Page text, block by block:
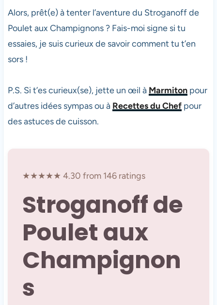
Alors, prêt(e) à tenter l’aventure du Stroganoff de
Poulet aux Champignons ? Fais-moi signe si tu
essaies, je suis curieux de savoir comment tu t’en
sors !
P.S. Si t’es curieux(se), jette un œil à Marmitonpour
d’autres idées sympas ou à Recettes du Chefpour
des astuces de cuisson.
★★★★★ 4.30 from 146 ratings
Stroganoff de
Poulet aux
Champignon
s